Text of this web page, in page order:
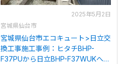
2025年5月2日
宮城県仙台市
宮城県仙台市エコキュート>日立交
換工事施工事例：ヒタチBHP-
F37PUから日立BHP-F37WUKへの